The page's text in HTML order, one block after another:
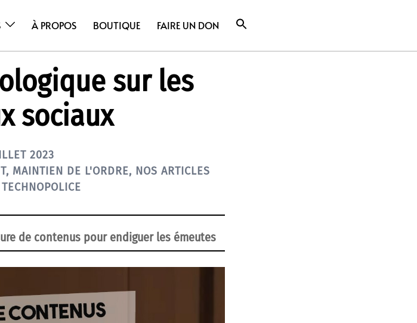
À PROPOS BOUTIQUE FAIRE UN DON
sur les
sociaux
2023
, MAINTIEN DE L'ORDRE, NOS ARTICLES
TECHNOPOLICE
de contenus pour endiguer les émeutes